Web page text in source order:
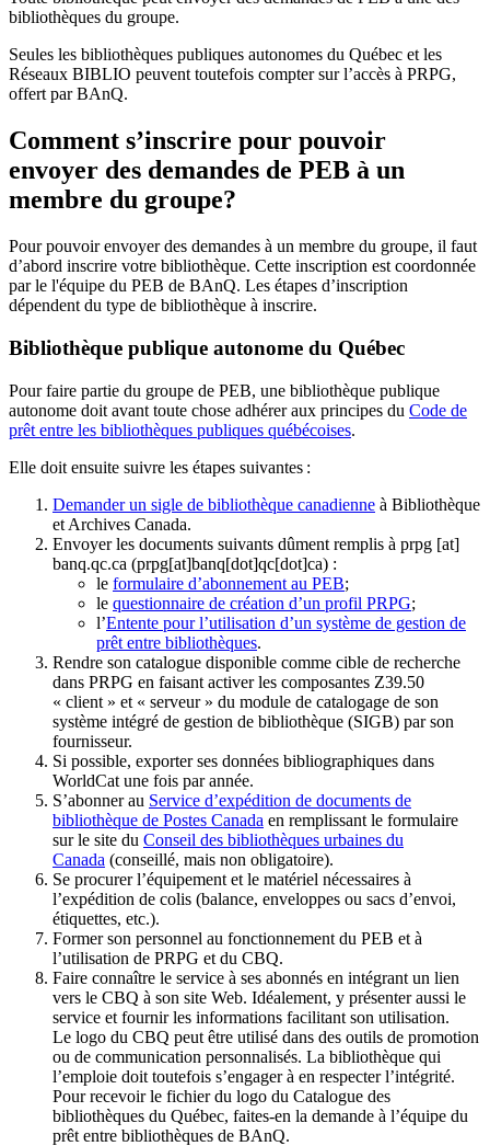
bibliothèques du groupe.
Seules les bibliothèques publiques autonomes du Québec et les
Réseaux BIBLIO peuvent toutefois compter sur l’accès à PRPG,
offert par BAnQ.
Comment s’inscrire pour pouvoir
envoyer des demandes de PEB à un
membre du groupe?
Pour pouvoir envoyer des demandes à un membre du groupe, il faut
d’abord inscrire votre bibliothèque. Cette inscription est coordonnée
par le l'équipe du PEB de BAnQ. Les étapes d’inscription
dépendent du type de bibliothèque à inscrire.
Bibliothèque publique autonome du Québec
Pour faire partie du groupe de PEB, une bibliothèque publique
autonome doit avant toute chose adhérer aux principes du Code de
prêt entre les bibliothèques publiques québécoises.
Elle doit ensuite suivre les étapes suivantes :
Demander un sigle de bibliothèque canadienne à Bibliothèque
et Archives Canada.
Envoyer les documents suivants dûment remplis à prpg [at]
banq.qc.ca (prpg[at]banq[dot]qc[dot]ca) :
le formulaire d’abonnement au PEB;
le questionnaire de création d’un profil PRPG;
l’Entente pour l’utilisation d’un système de gestion de
prêt entre bibliothèques.
Rendre son catalogue disponible comme cible de recherche
dans PRPG en faisant activer les composantes Z39.50
« client » et « serveur » du module de catalogage de son
système intégré de gestion de bibliothèque (SIGB) par son
fournisseur.
Si possible, exporter ses données bibliographiques dans
WorldCat une fois par année.
S’abonner au Service d’expédition de documents de
bibliothèque de Postes Canada en remplissant le formulaire
sur le site du Conseil des bibliothèques urbaines du
Canada (conseillé, mais non obligatoire).
Se procurer l’équipement et le matériel nécessaires à
l’expédition de colis (balance, enveloppes ou sacs d’envoi,
étiquettes, etc.).
Former son personnel au fonctionnement du PEB et à
l’utilisation de PRPG et du CBQ.
Faire connaître le service à ses abonnés en intégrant un lien
vers le CBQ à son site Web. Idéalement, y présenter aussi le
service et fournir les informations facilitant son utilisation.
Le logo du CBQ peut être utilisé dans des outils de promotion
ou de communication personnalisés. La bibliothèque qui
l’emploie doit toutefois s’engager à en respecter l’intégrité.
Pour recevoir le fichier du logo du Catalogue des
bibliothèques du Québec, faites-en la demande à l’équipe du
prêt entre bibliothèques de BAnQ.